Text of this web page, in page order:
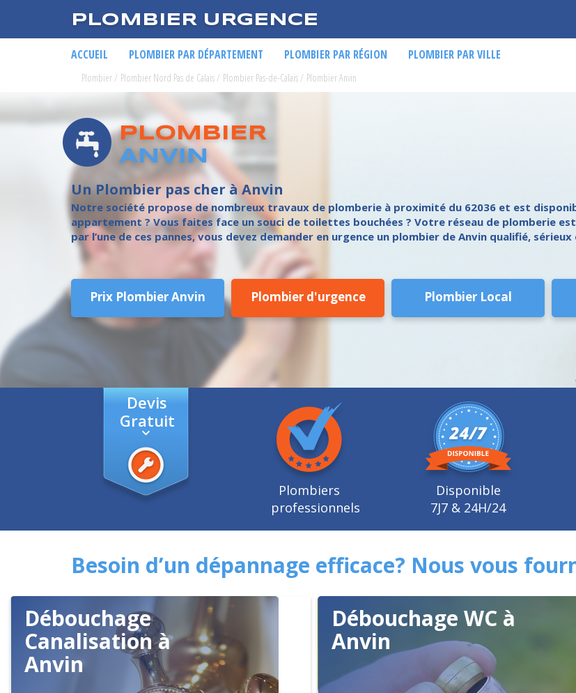
PLOMBIER URGENCE
ACCUEIL PLOMBIER PAR DÉPARTEMENT PLOMBIER PAR RÉGION PLOMBIER PAR VILLE
Plombier/ Plombier Nord Pas de Calais/ Plombier Pas-de-Calais/ Plombier Anvin
PLOMBIER
ANVIN
Un Plombier pas cher à Anvin
Notre société propose de nombreux travaux de plomberie à proximité du 62036 et est
appartement ? Vous faites face un souci de toilettes bouchées ? Votre réseau de plomberie
par l’une de ces pannes, vous devez demander en urgence un plombier de Anvin qualifié,
Prix Plombier Anvin Plombier d'urgence Plombier Local
Devis
Gratuit
Plombiers
professionnels
Disponible
7J7 & 24H/24
Besoin d’un dépannage efficace? Nous vous
Débouchage
Canalisation à
Anvin
Débouchage WC à
Anvin